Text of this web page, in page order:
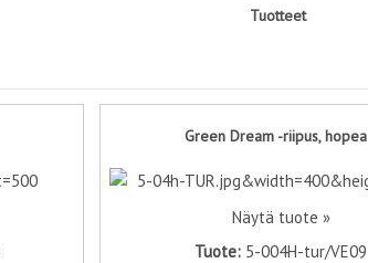
Tuotteet
Green Dream -riipus, hopea
Näytä tuote »
Tuote: 5-004H-tur/VE09